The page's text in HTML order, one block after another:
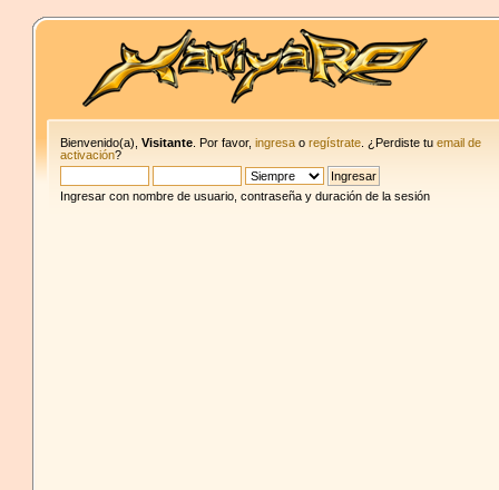
Bienvenido(a),Visitante . Por favor,ingresa oregístrate . ¿Perdiste tuemail de
activación?
Ingresar con nombre de usuario, contraseña y duración de la sesión